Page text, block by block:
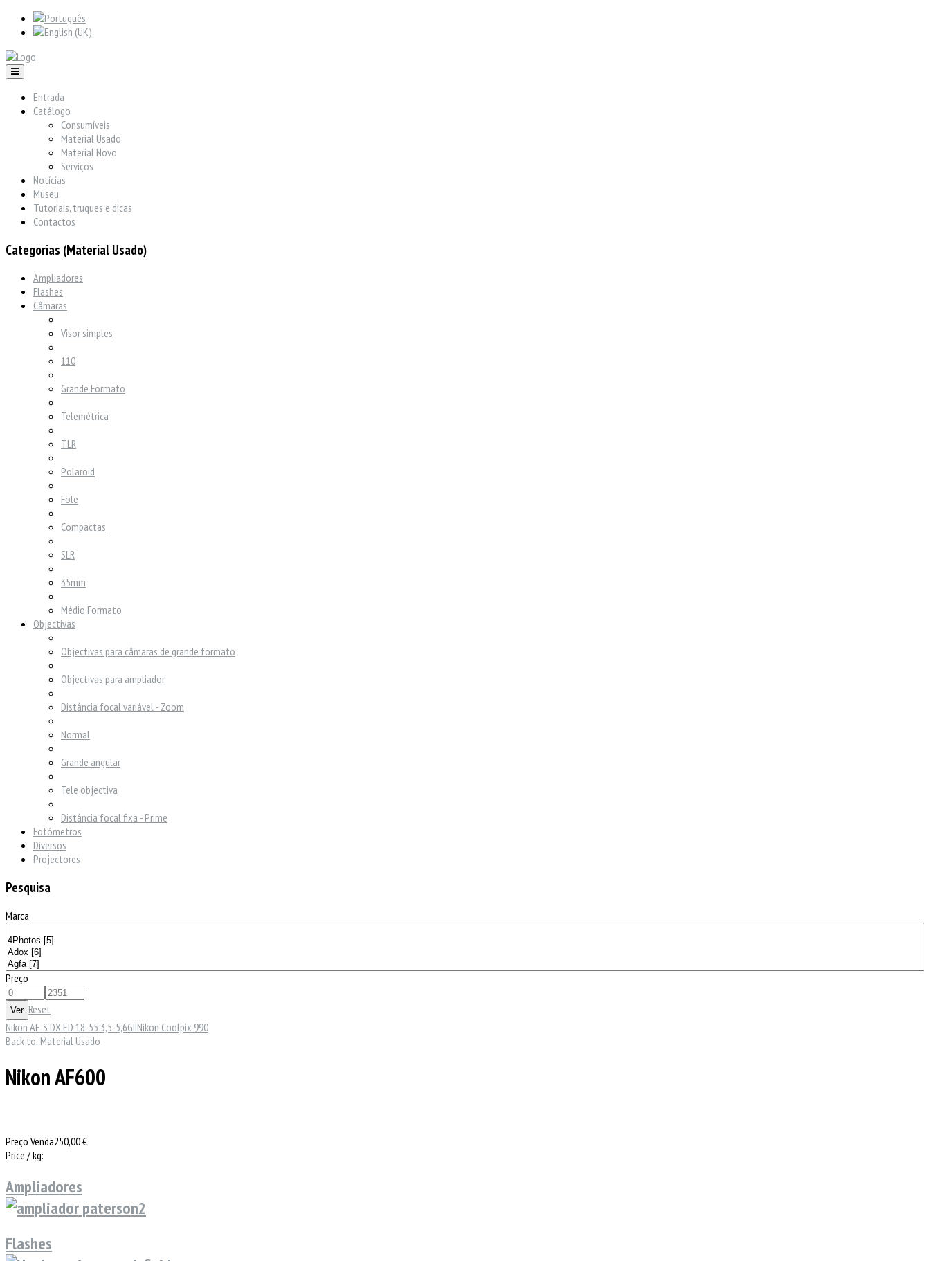
Entrada
Catálogo
Consumíveis
Material Usado
Material Novo
Serviços
Notícias
Museu
Tutoriais, truques e dicas
Contactos
Categorias (Material Usado)
Ampliadores
Flashes
Câmaras
Visor simples
110
Grande Formato
Telemétrica
TLR
Polaroid
Fole
Compactas
SLR
35mm
Médio Formato
Objectivas
Objectivas para câmaras de grande formato
Objectivas para ampliador
Distância focal variável - Zoom
Normal
Grande angular
Tele objectiva
Distância focal fixa - Prime
Fotómetros
Diversos
Projectores
Pesquisa
Marca
Preço
Reset
Nikon AF-S DX ED 18-55 3,5-5,6GIINikon Coolpix 990
Back to: Material Usado
Nikon AF600
Preço Venda250,00 €
Price / kg:
Ampliadores
Flashes